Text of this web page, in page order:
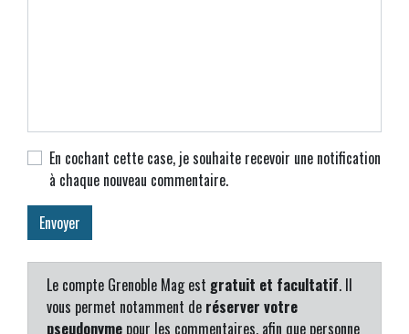
En cochant cette case, je souhaite recevoir une notification
à chaque nouveau commentaire.
Le compte Grenoble Mag est gratuit et facultatif. Il
vous permet notamment de réserver votre
pseudonyme pour les commentaires, afin que personne